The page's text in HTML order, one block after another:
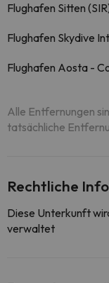
Flughafen Sitten
Flughafen Skydive
Flughafen Aosta -
Alle Entfernungen
tatsächliche
Rechtliche
Diese Unterkunft
verwaltet